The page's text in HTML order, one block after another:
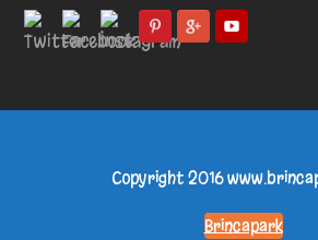
Copyright 2016
Brincapark